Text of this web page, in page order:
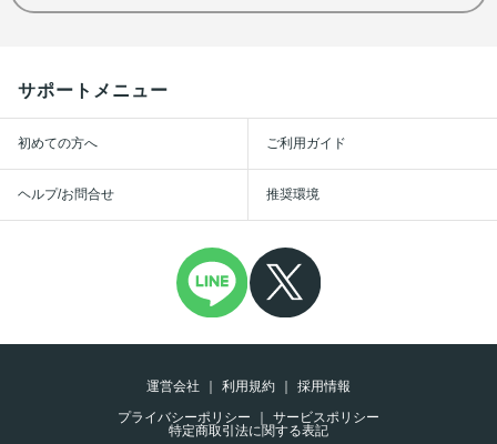
サポートメニュー
初めての方へ ご利用ガイド
ヘルプ/お問合せ 推奨環境
運営会社 利用規約
採用情報
プライバシーポリシー
サービスポリシー
特定商取引法に関する表記